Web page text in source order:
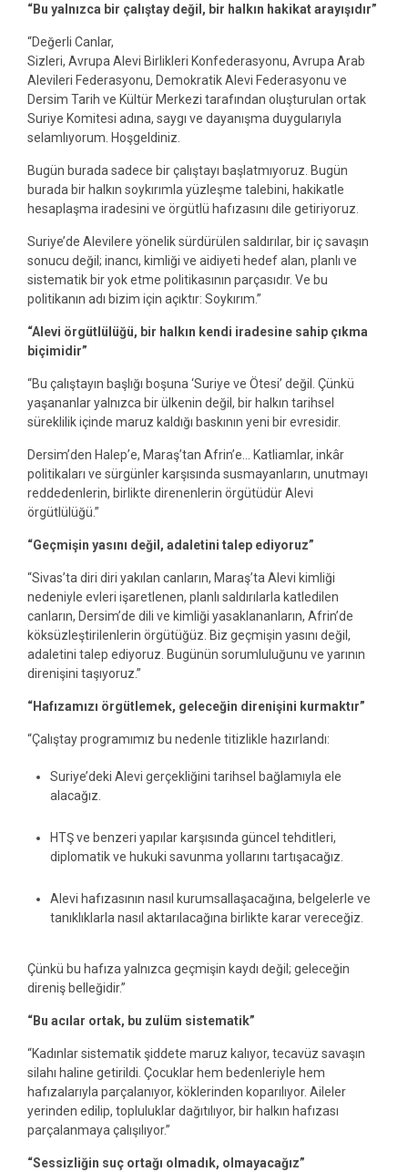
“Bu yalnızca bir çalıştay değil, bir halkın hakikat arayışıdır”
“Değerli Canlar,
Sizleri, Avrupa Alevi Birlikleri Konfederasyonu, Avrupa Arab
Alevileri Federasyonu, Demokratik Alevi Federasyonu ve
Dersim Tarih ve Kültür Merkezi tarafından oluşturulan ortak
Suriye Komitesi adına, saygı ve dayanışma duygularıyla
selamlıyorum. Hoşgeldiniz.
Bugün burada sadece bir çalıştayı başlatmıyoruz. Bugün
burada bir halkın soykırımla yüzleşme talebini, hakikatle
hesaplaşma iradesini ve örgütlü hafızasını dile getiriyoruz.
Suriye’de Alevilere yönelik sürdürülen saldırılar, bir iç savaşın
sonucu değil; inancı, kimliği ve aidiyeti hedef alan, planlı ve
sistematik bir yok etme politikasının parçasıdır. Ve bu
politikanın adı bizim için açıktır: Soykırım.”
“Alevi örgütlülüğü, bir halkın kendi iradesine sahip çıkma
biçimidir”
“Bu çalıştayın başlığı boşuna ‘Suriye ve Ötesi’ değil. Çünkü
yaşananlar yalnızca bir ülkenin değil, bir halkın tarihsel
süreklilik içinde maruz kaldığı baskının yeni bir evresidir.
Dersim’den Halep’e, Maraş’tan Afrin’e… Katliamlar, inkâr
politikaları ve sürgünler karşısında susmayanların, unutmayı
reddedenlerin, birlikte direnenlerin örgütüdür Alevi
örgütlülüğü.”
“Geçmişin yasını değil, adaletini talep ediyoruz”
“Sivas’ta diri diri yakılan canların, Maraş’ta Alevi kimliği
nedeniyle evleri işaretlenen, planlı saldırılarla katledilen
canların, Dersim’de dili ve kimliği yasaklananların, Afrin’de
köksüzleştirilenlerin örgütüğüz. Biz geçmişin yasını değil,
adaletini talep ediyoruz. Bugünün sorumluluğunu ve yarının
direnişini taşıyoruz.”
“Hafızamızı örgütlemek, geleceğin direnişini kurmaktır”
“Çalıştay programımız bu nedenle titizlikle hazırlandı:
Suriye’deki Alevi gerçekliğini tarihsel bağlamıyla ele
alacağız.
HTŞ ve benzeri yapılar karşısında güncel tehditleri,
diplomatik ve hukuki savunma yollarını tartışacağız.
Alevi hafızasının nasıl kurumsallaşacağına, belgelerle ve
tanıklıklarla nasıl aktarılacağına birlikte karar vereceğiz.
Çünkü bu hafıza yalnızca geçmişin kaydı değil; geleceğin
direniş belleğidir.”
“Bu acılar ortak, bu zulüm sistematik”
“Kadınlar sistematik şiddete maruz kalıyor, tecavüz savaşın
silahı haline getirildi. Çocuklar hem bedenleriyle hem
hafızalarıyla parçalanıyor, köklerinden koparılıyor. Aileler
yerinden edilip, topluluklar dağıtılıyor, bir halkın hafızası
parçalanmaya çalışılıyor.”
“Sessizliğin suç ortağı olmadık, olmayacağız”